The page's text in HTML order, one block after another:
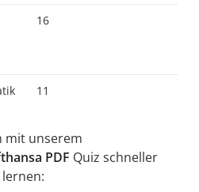
16
11
mit unserem
PDF Quiz schneller